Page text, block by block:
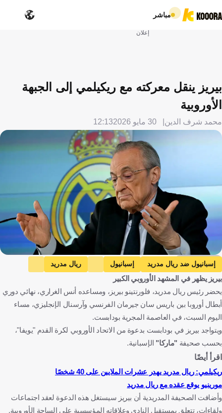
مباشر
إعلان
بيريز ينقل معركته مع ريكيلمي إلى الجبهة
الأوروبية
محمد شرف الدين 30 مايو 2026 12:13
Getty Images
إسبانيول ضد ريال مدريد إسبانيول
ريال مدريد
الدوري الإسباني
بايرن ميونخ ضد ريال مدريد
دوري أبطال أوروبا
باريس سان جيرمان ضد آرسنال
باريس سان جيرمان
آرسنال إسبانيا
ألمانيا
فرنسا
إنجلترا هنغاريا كرة قدم
بيريز يظهر في المشهد الأوروبي الكبير
يحضر رئيس ريال مدريد، فلورنتينو بيريز، ومساعده أنس الغراري، نهائي دوري
أبطال أوروبا بين باريس سان جيرمان الفرنسي وآرسنال الإنجليزي، مساء
اليوم السبت، في العاصمة المجرية بودابست.
ويتواجد بيريز في بودابست بدعوة من الاتحاد الأوروبي لكرة القدم "يويفا"،
بحسب صحيفة "ماركا" الإسبانية.
اقرأ أيضًا
ريكيلمي: ريال مدريد يهدر عشرات الملايين على 40 شخصًا
مورينيو يوقع عقده مع ريال مدريد
وأضافت الصحيفة المدريدية أن بيريز سيستغل هذه الدعوة لعقد اجتماعات
ولقاءات، تتعلق بمستقبل النادي وعلاقاته المؤسسية على الساحة الأوروبية.